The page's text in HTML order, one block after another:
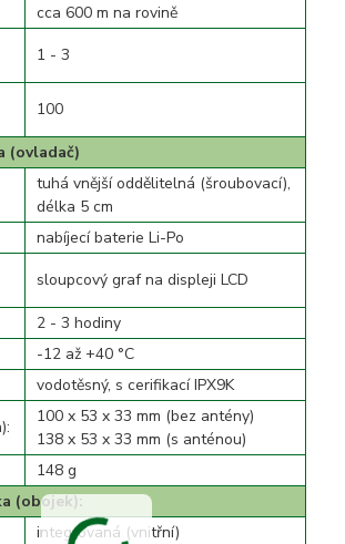
cca 600 m na rovině
1 - 3
100
(ovladač)
tuhá vnější oddělitelná (šroubovací),
délka 5 cm
nabíjecí baterie Li-Po
sloupcový graf na displeji LCD
2 - 3 hodiny
-12 až +40 °C
vodotěsný, s cerifikací IPX9K
100 x 53 x 33 mm (bez antény)
138 x 53 x 33 mm (s anténou)
148 g
(obojek):
integrovaná (vnitřní)